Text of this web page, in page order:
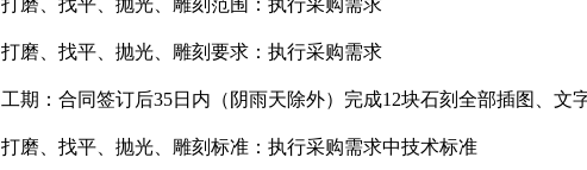
打磨、找平、抛光、雕刻范围：执行采购需求
打磨、找平、抛光、雕刻要求：执行采购需求
工期：合同签订后35日内（阴雨天除外）完成12块石刻全部插图、文
打磨、找平、抛光、雕刻标准：执行采购需求中技术标准